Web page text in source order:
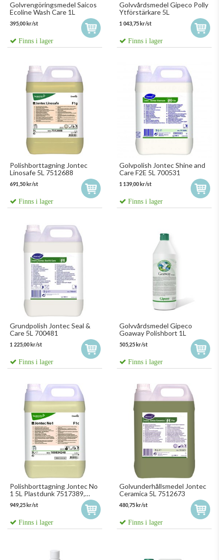
Golvrengöringsmedel Saicos
Ecoline Wash Care 1L
395,00 kr/st
Finns i lager
Golvvårdsmedel Gipeco Polly
Ytförstärkare 5L
1 043,75 kr/st
Finns i lager
Polishborttagning Jontec
Linosafe 5L 7512688
691,50 kr/st
Finns i lager
Golvpolish Jontec Shine and
Care F2E 5L 700531
1 139,00 kr/st
Finns i lager
Grundpolish Jontec Seal &
Care 5L 700481
1 225,00 kr/st
Finns i lager
Golvvårdsmedel Gipeco
Goaway Polishbort 1L
505,25 kr/st
Finns i lager
Polishborttagning Jontec No
1 5L Plastdunk 7517389,
100834248
949,25 kr/st
Finns i lager
Golvunderhållsmedel Jontec
Ceramica 5L 7512673
480,75 kr/st
Finns i lager